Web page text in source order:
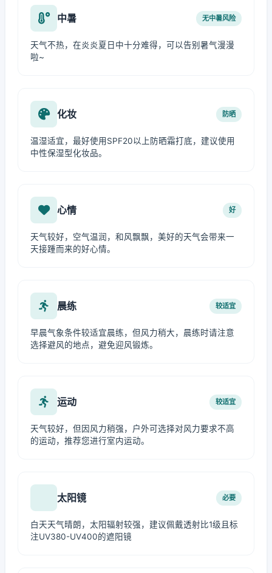
中暑 无中暑风险
天气不热，在炎炎夏日中十分难得，可以告别暑气漫漫
啦~
化妆 防晒
温湿适宜，最好使用SPF20以上防晒霜打底，建议使用
中性保湿型化妆品。
心情 好
天气较好，空气温润，和风飘飘，美好的天气会带来一
天接踵而来的好心情。
晨练 较适宜
早晨气象条件较适宜晨练，但风力稍大，晨练时请注意
选择避风的地点，避免迎风锻炼。
运动 较适宜
天气较好，但因风力稍强，户外可选择对风力要求不高
的运动，推荐您进行室内运动。
太阳镜 必要
白天天气晴朗，太阳辐射较强，建议佩戴透射比1级且标
注UV380-UV400的遮阳镜